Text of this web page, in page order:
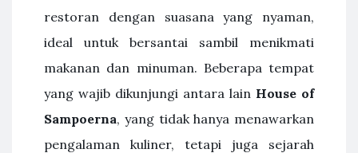
restoran dengan suasana yang nyaman,
ideal untuk bersantai sambil menikmati
makanan dan minuman. Beberapa tempat
yang wajib dikunjungi antara lain House of
Sampoerna, yang tidak hanya menawarkan
pengalaman kuliner, tetapi juga sejarah